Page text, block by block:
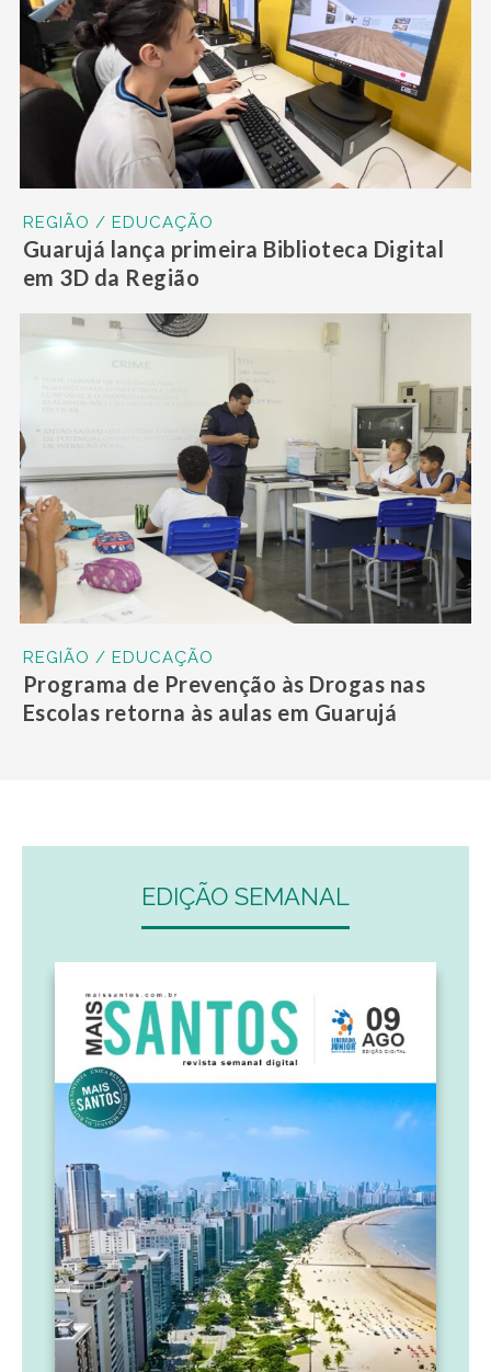
REGIÃO / EDUCAÇÃO
Guarujá lança primeira Biblioteca Digital
em 3D da Região
REGIÃO / EDUCAÇÃO
Programa de Prevenção às Drogas nas
Escolas retorna às aulas em Guarujá
EDIÇÃO SEMANAL